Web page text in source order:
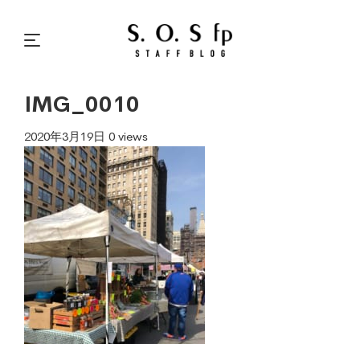
IMG_0010
2020年3月19日 0 views